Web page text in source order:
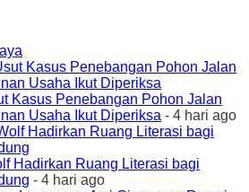
Kasus Penebangan Pohon Jalan
Usaha Ikut Diperiksa - 4 hari ago
Hadirkan Ruang Literasi bagi
- 4 hari ago